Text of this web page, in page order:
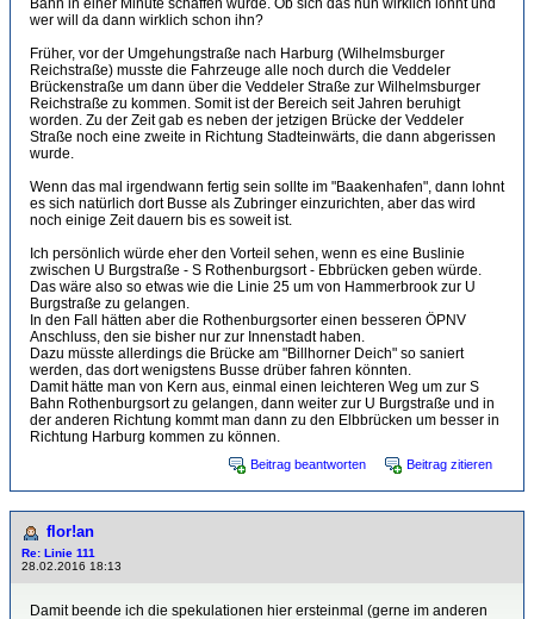
Bahn in einer Minute schaffen würde. Ob sich das nun wirklich lohnt und
wer will da dann wirklich schon ihn?
Früher, vor der Umgehungstraße nach Harburg (Wilhelmsburger
Reichstraße) musste die Fahrzeuge alle noch durch die Veddeler
Brückenstraße um dann über die Veddeler Straße zur Wilhelmsburger
Reichstraße zu kommen. Somit ist der Bereich seit Jahren beruhigt
worden. Zu der Zeit gab es neben der jetzigen Brücke der Veddeler
Straße noch eine zweite in Richtung Stadteinwärts, die dann abgerissen
wurde.
Wenn das mal irgendwann fertig sein sollte im "Baakenhafen", dann lohnt
es sich natürlich dort Busse als Zubringer einzurichten, aber das wird
noch einige Zeit dauern bis es soweit ist.
Ich persönlich würde eher den Vorteil sehen, wenn es eine Buslinie
zwischen U Burgstraße - S Rothenburgsort - Ebbrücken geben würde.
Das wäre also so etwas wie die Linie 25 um von Hammerbrook zur U
Burgstraße zu gelangen.
In den Fall hätten aber die Rothenburgsorter einen besseren ÖPNV
Anschluss, den sie bisher nur zur Innenstadt haben.
Dazu müsste allerdings die Brücke am "Billhorner Deich" so saniert
werden, das dort wenigstens Busse drüber fahren könnten.
Damit hätte man von Kern aus, einmal einen leichteren Weg um zur S
Bahn Rothenburgsort zu gelangen, dann weiter zur U Burgstraße und in
der anderen Richtung kommt man dann zu den Elbbrücken um besser in
Richtung Harburg kommen zu können.
Beitrag beantworten Beitrag zitieren
flor!an
Re: Linie 111
28.02.2016 18:13
Damit beende ich die spekulationen hier ersteinmal (gerne im anderen